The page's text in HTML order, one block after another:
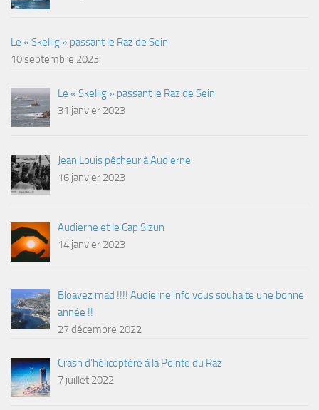
Le « Skellig » passant le Raz de Sein
10 septembre 2023
Le « Skellig » passant le Raz de Sein
31 janvier 2023
Jean Louis pêcheur à Audierne
16 janvier 2023
Audierne et le Cap Sizun
14 janvier 2023
Bloavez mad !!!! Audierne info vous souhaite une bonne
année !!
27 décembre 2022
Crash d’hélicoptère à la Pointe du Raz
7 juillet 2022